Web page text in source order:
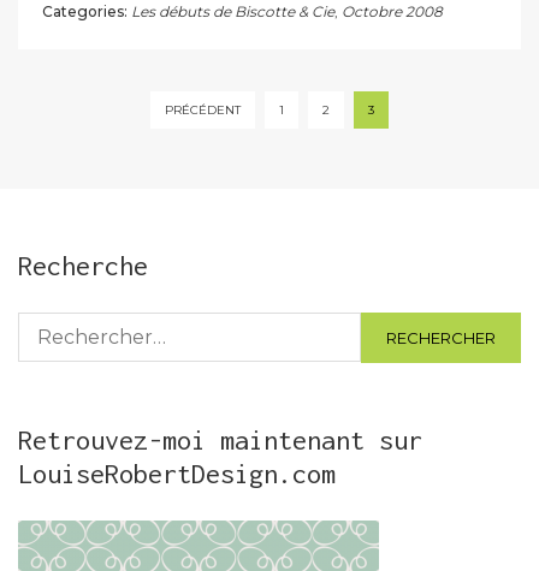
Categories: Les débuts de Biscotte & Cie, Octobre 2008
PRÉCÉDENT 1 2 3
Recherche
Rechercher :
Retrouvez-moi maintenant sur
LouiseRobertDesign.com